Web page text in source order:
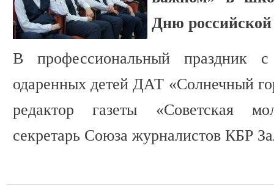
Дню российской
В профессиональный праздник
одаренных детей ДАТ «Солнечный
редактор газеты «Советская
секретарь Союза журналистов КБР